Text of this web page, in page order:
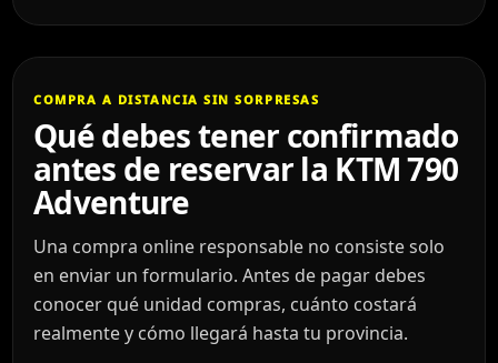
COMPRA A DISTANCIA SIN SORPRESAS
Qué debes tener confirmado
antes de reservar la KTM 790
Adventure
Una compra online responsable no consiste solo
en enviar un formulario. Antes de pagar debes
conocer qué unidad compras, cuánto costará
realmente y cómo llegará hasta tu provincia.